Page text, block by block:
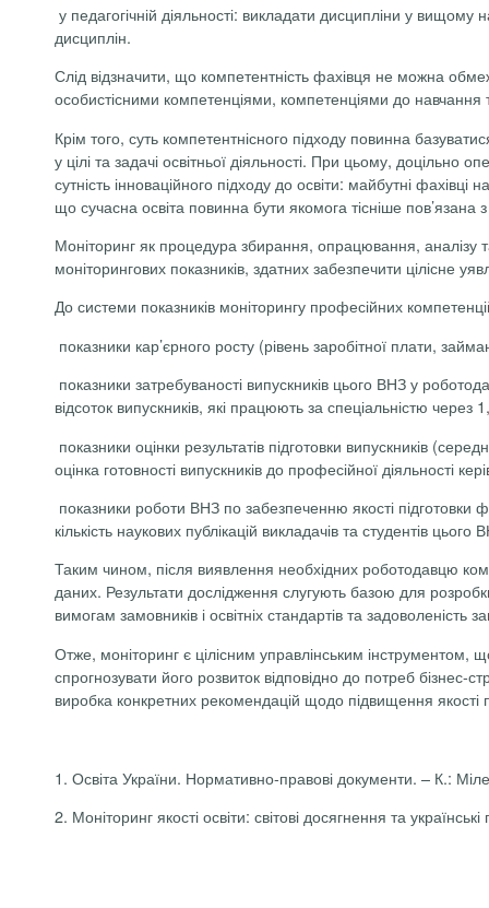
у педагогічній діяльності: викладати дисципліни у
дисциплін.
Слід відзначити, що компетентність фахівця не можна
особистісними компетенціями, компетенціями до навчання
Крім того, суть компетентнісного підходу повинна
у цілі та задачі освітньої діяльності. При цьому,
сутність інноваційного підходу до освіти: майбутні
що сучасна освіта повинна бути якомога тісніше
Моніторинг як процедура збирання, опрацювання, аналізу
моніторингових показників, здатних забезпечити цілісне
До системи показників моніторингу професійних
показники кар’єрного росту (рівень заробітної плати,
показники затребуваності випускників цього ВНЗ у
відсоток випускників, які працюють за спеціальністю через
показники оцінки результатів підготовки випускників
оцінка готовності випускників до професійної діяльності
показники роботи ВНЗ по забезпеченню якості підготовки
кількість наукових публікацій викладачів та студентів
Таким чином, після виявлення необхідних роботодавцю
даних. Результати дослідження слугують базою для
вимогам замовників і освітніх стандартів та задоволеність
Отже, моніторинг є цілісним управлінським інструментом,
спрогнозувати його розвиток відповідно до потреб бізнес-
виробка конкретних рекомендацій щодо підвищення якості
1. Освіта України. Нормативно-правові документи. – К.:
2. Моніторинг якості освіти: світові досягнення та